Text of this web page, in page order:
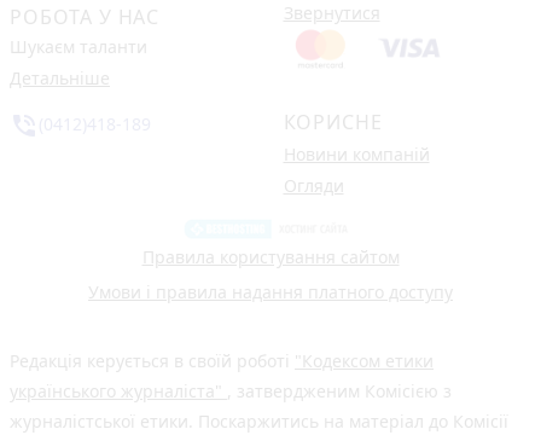
РОБОТА У НАС
Шукаєм таланти
Детальніше
Звернутися
КОРИСНЕ
Новини компаній
Огляди
Правила користування сайтом
Умови і правила надання платного доступу
Редакція керується в своїй роботі "Кодексом етики
українського журналіста" , затвердженим Комісією з
журналістської етики. Поскаржитись на матеріал до Комісії